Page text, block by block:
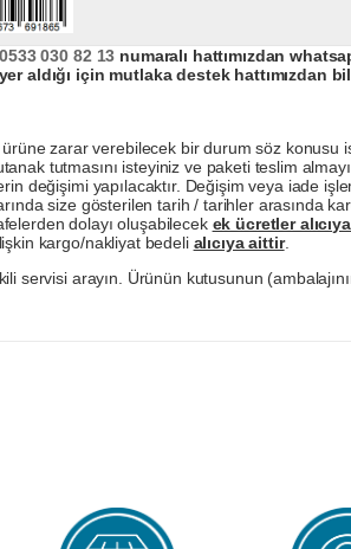
0533 030 82 13 numaralı hattımızdan
aldığı için mutlaka destek hattımızdan
zarar verebilecek bir durum söz
tutmasını isteyiniz ve paketi teslim
değişimi yapılacaktır. Değişim veya iade
size gösterilen tarih / tarihler arasında
dolayı oluşabilecek ek ücretler
kargo/nakliyat bedeli alıcıya aittir.
servisi arayın. Ürünün kutusunun